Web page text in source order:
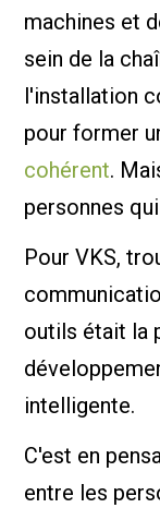
machines et
sein de la
l'installation
pour former
cohérent.
personnes
Pour VKS,
outils était la
intelligente.
C'est en
entre les